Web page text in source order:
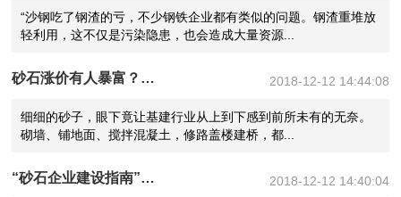
“沙钢吃了钢渣的亏，不少钢铁企业都有类似的问题。钢渣重堆放
轻利用，这不仅是污染隐患，也会造成大量资源...
砂石涨价有人暴富？——背后的无奈：建设方、砼生产商和砂石经营者都在遭受损失 2018-12-12 14:44:08
细细的砂子，眼下竟让基建行业从上到下感到前所未有的无奈。
砌墙、铺地面、搅拌混凝土，修路盖楼建桥，都...
“砂石企业建设指南”——如何打造优秀的砂石矿山企业？ 2018-12-12 14:40:04